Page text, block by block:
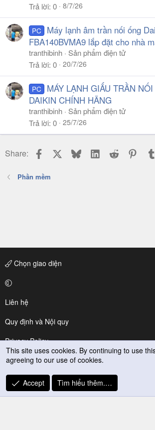
Trả lời 0 8/7/26
PC
Máy lạnh âm trần nối ống
FBA140BVMA9 lắp đặt cho nhà
tranthibinh
Sản phẩm điện tử
Trả lời 0 20/7/26
PC
MÁY LẠNH GIẤU TRẦN
DAIKIN CHÍNH HÃNG
tranthibinh
Sản phẩm điện tử
Trả lời 0 25/7/26
Share: Facebook BlueskyLinkedIn
Reddit
Phần mềm
Chọn giao diện
Liên hệ
Quy định và Nội quy
Privacy Policy
Trợ giúp
R
S
This site uses cookies. By continuing to use
agreeing to our use of cookies.
Accept Tìm hiểu thêm.…